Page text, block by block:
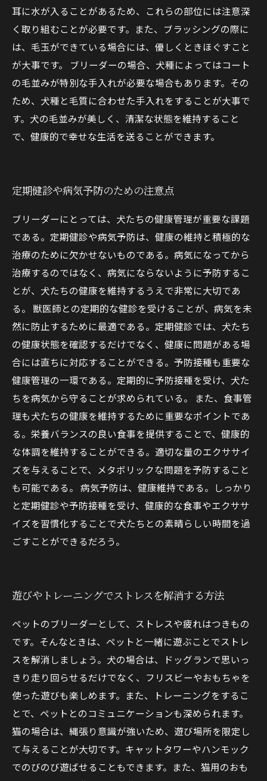
耳に水が入ることがあるため、これらの部位には注意深
く取り組むことが必要です。また、ブラッシングの際に
は、毛玉ができている場合には、優しくときほぐすこと
が大事です。 ブリーダーの場合、犬種によってはコート
の毛並みが特別な手入れが必要な場合もあります。その
ため、犬種と毛質に合わせた手入れをすることが大事で
す。犬の毛並みが美しく、清潔な状態を維持すること
で、健康的で幸せな生活を送ることができます。
定期健診や病気予防のための注意点
ブリーダーにとっては、犬たちの健康管理が重要な課題
である。定期健診や病気予防は、健康の維持と積極的な
治療のために欠かせないものである。病気になってから
治療するのではなく、病気にならないように予防するこ
とが、犬たちの健康を維持するうえで非常に大切であ
る。 獣医師との定期的な健診を受けることが、病気を未
然に防止するために最適である。定期健診では、犬たち
の健康状態を確認するだけでなく、健康に問題がある場
合には直ちに対応することができる。予防接種も重要な
健康管理の一環である。定期的に予防接種を受け、犬た
ちを病気から守ることが求められている。 また、食事管
理も犬たちの健康を維持するために重要なポイントであ
る。栄養バランスの良い食事を提供することで、健康的
な体調を維持することができる。適切な量のエクササイ
ズを与えることで、メタボリックな問題を予防すること
も可能である。 病気予防は、健康維持である。しっかり
と定期健診や予防接種を受け、健康的な食事やエクササ
イズを習慣化することで犬たちとの素晴らしい時間を過
ごすことができるだろう。
遊びやトレーニングでストレスを解消する方法
ペットのブリーダーとして、ストレスや疲れはつきもの
です。そんなときは、ペットと一緒に遊ぶことでストレ
スを解消しましょう。犬の場合は、ドッグランで思いっ
きり走り回らせるだけでなく、フリスビーやおもちゃを
使った遊びも楽しめます。また、トレーニングをするこ
とで、ペットとのコミュニケーションも深められます。
猫の場合は、縄張り意識が強いため、遊び場所を限定し
て与えることが大切です。キャットタワーやハンモック
でのびのび遊ばせることもできます。また、猫用のおも